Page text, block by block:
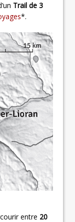
Trail de 3
*.
entre 20